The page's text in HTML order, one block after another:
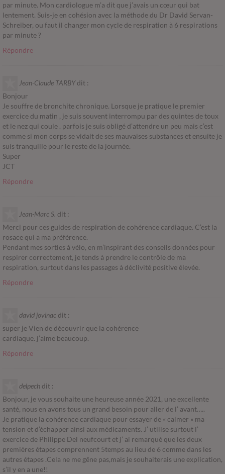
par minute. Mon cardiologue m’a dit que j’avais un cœur qui bat
lentement. Suis-je en cohésion avec la méthode du Dr David Servan-
Schreiber, ou faut il changer mon cycle de respiration à 6 respirations
par minute ?
Répondre
Jean-Claude TARBY dit :
Bonjour
Je souffre de bronchite chronique. Lorsque je pratique le premier
exercice du matin , je suis souvent interrompu par des quintes de toux
et le nez qui coule . parfois je suis obligé d’attendre un peu mais c’est
comme si mon corps se vidait de ses mauvaises substances et ensuite je
suis tranquille pour le reste de la journée.
Super
JCT
Répondre
Jean-Marc S. dit :
Merci pour ces guides de respiration de cohérence cardiaque. C’est la
rosace qui a ma préférence.
Pendant mes sorties à vélo, en m’inspirant des conseils données pour
respirer correctement, je tends à prendre le contrôle de ma
respiration, surtout dans les passages à déclivité positive élevée.
Répondre
david jovinac dit :
super je Vien de découvrir que la cohérence
cardiaque. j’aime beaucoup.
Répondre
delpech dit :
Bonjour, je vous souhaite une heureuse année 2021, une excellente
santé, nous en avons tous un grand besoin pour aller de l’ avant…..
Je pratique la cohérence cardiaque pour essayer de « calmer » ma
tension et d’échapper ainsi aux médicaments. J’ utilise surtout l’
exercice de Philippe Del neufcourt et j’ ai remarqué que les deux
premières étapes comprennent 5temps au lieu de 6 comme dans les
autres étapes .Cela ne me gêne pas,mais je souhaiterais une explication,
s’il y en a une!!